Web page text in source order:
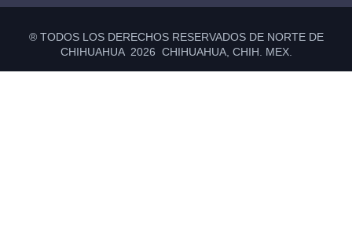
® TODOS LOS DERECHOS RESERVADOS DE NORTE DE
CHIHUAHUA 2026 CHIHUAHUA, CHIH. MEX.